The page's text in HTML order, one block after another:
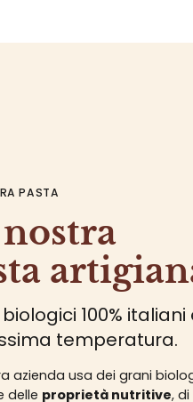
PASTA
100%
temperatura.
azienda usa dei grani
delle proprietà nutritive,